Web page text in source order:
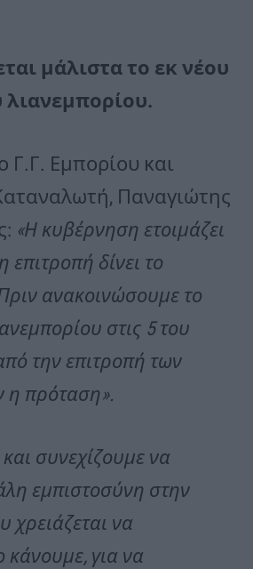
μάλιστα το εκ νέου
λιανεμπορίου.
Γ.Γ. Εμπορίου και
Παναγιώτης
«Η κυβέρνηση ετοιμάζει
επιτροπή δίνει το
ανακοινώσουμε το
στις 5 του
την επιτροπή των
η πρόταση».
και συνεχίζουμε να
εμπιστοσύνη στην
χρειάζεται να
για να